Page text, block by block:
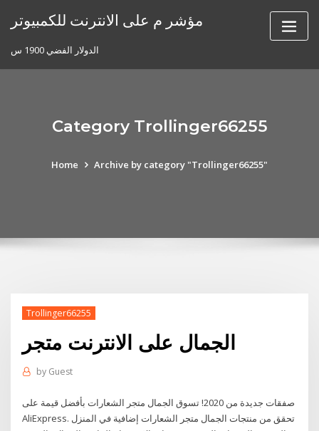
مؤشر م على الانترنت للكمبيوتر
الدولار الفضي 1900 س
Category Trollinger66255
Home Archive by category "Trollinger66255"
Trollinger66255
الجمال على الانترنت متجر
by Guest
صفقات جديدة من 2020! تسوق الجمال متجر الشعارات بأفضل قيمة على
AliExpress. تحقق من منتجات الجمال متجر الشعارات إضافية في المنزل